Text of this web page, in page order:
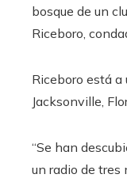
bosque de un
Riceboro,
Riceboro está
Jacksonville,
“Se han
un radio de tres